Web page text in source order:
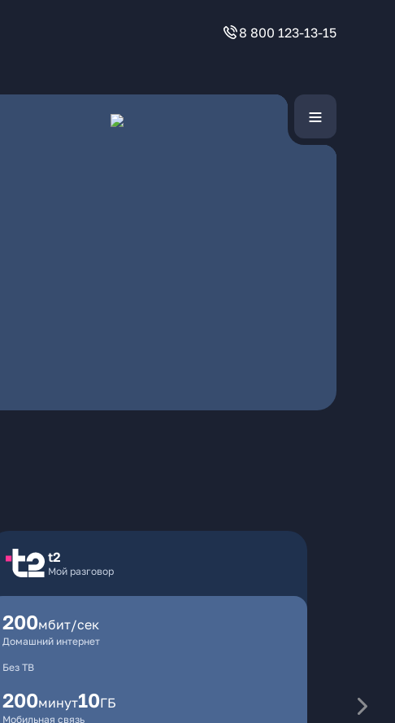
8 800 123-13-15
t2
Мой разговор
200мбит/сек
Домашний интернет
Без ТВ
200минут10ГБ
Мобильная связь